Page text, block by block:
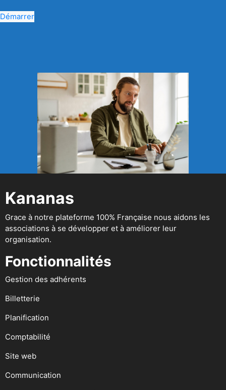
Démarrer
Kananas
Grace à notre plateforme 100% Française nous aidons les
associations à se développer et à améliorer leur
organisation.
Fonctionnalités
Gestion des adhérents
Billetterie
Planification
Comptabilité
Site web
Communication